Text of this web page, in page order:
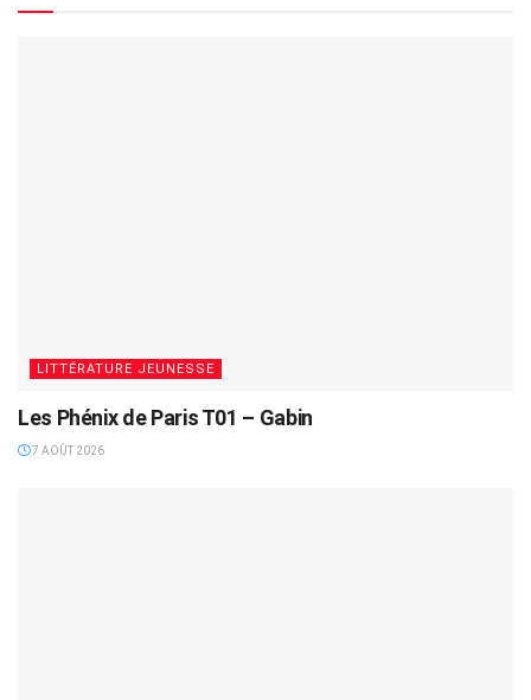
LITTÉRATURE JEUNESSE
Les Phénix de Paris T01 – Gabin
7 AOÛT 2026